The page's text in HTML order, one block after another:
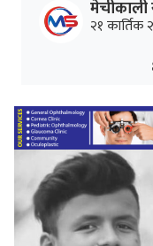
मेचीकाली
२१ कार्तिक